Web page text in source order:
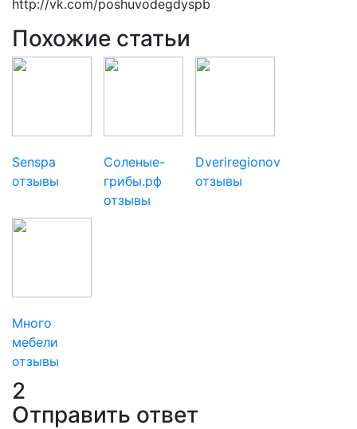
http://vk.com/poshuvodegdyspb
Похожие статьи
Senspa
отзывы
Соленые-
грибы.рф
отзывы
Dveriregionov
отзывы
Много
мебели
отзывы
2
Отправить ответ